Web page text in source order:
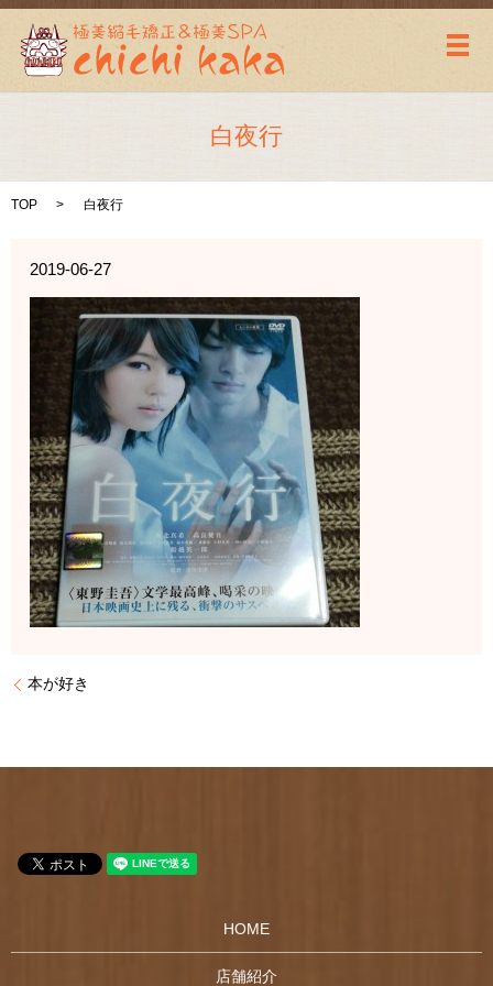
メ
白夜行
TOP 白夜行
2019-06-27
本が好き
HOME
店舗紹介